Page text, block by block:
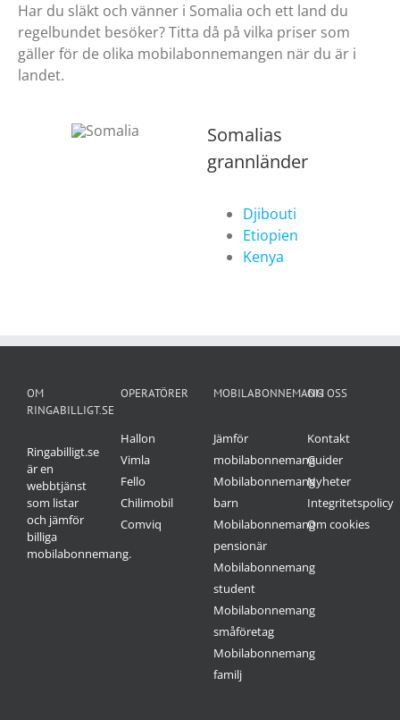
Har du släkt och vänner i Somalia och ett land du
regelbundet besöker? Titta då på vilka priser som
gäller för de olika mobilabonnemangen när du är i
landet.
Somalias
grannländer
Djibouti
Etiopien
Kenya
OM
RINGABILLIGT.SE
Ringabilligt.se
är en
webbtjänst
som listar
och jämför
billiga
mobilabonnemang.
OPERATÖRER
Hallon
Vimla
Fello
Chilimobil
Comviq
MOBILABONNEMANG
Jämför
mobilabonnemang
Mobilabonnemang
barn
Mobilabonnemang
pensionär
Mobilabonnemang
student
Mobilabonnemang
småföretag
Mobilabonnemang
familj
OM OSS
Kontakt
Guider
Nyheter
Integritetspolicy
Om cookies